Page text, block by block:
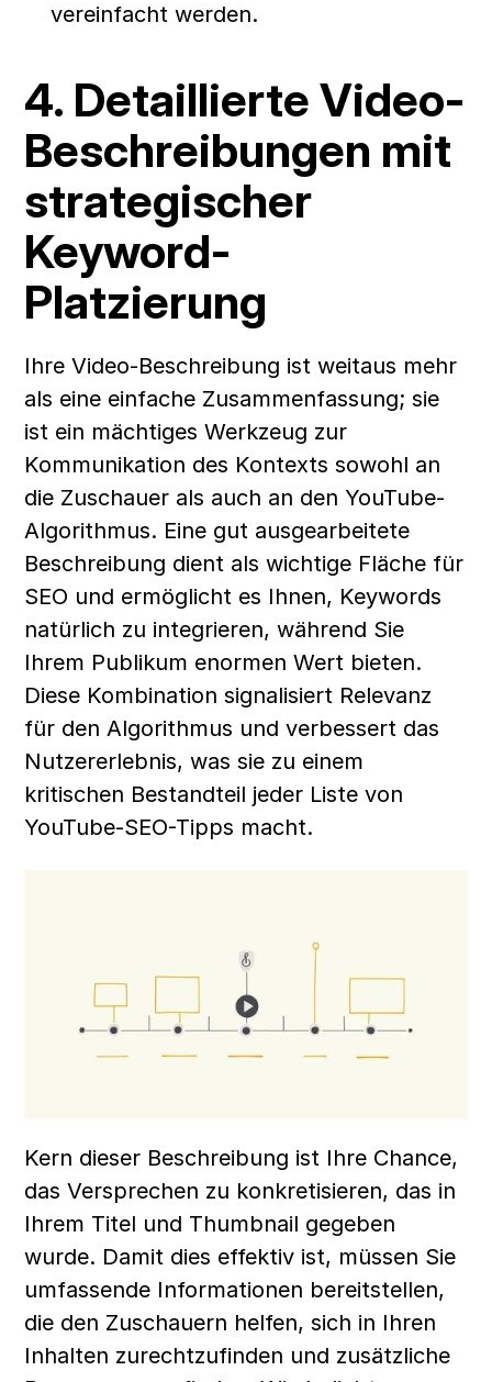
vereinfacht werden.
4. Detaillierte Video-
Beschreibungen mit
strategischer
Keyword-
Platzierung
Ihre Video-Beschreibung ist weitaus mehr
als eine einfache Zusammenfassung; sie
ist ein mächtiges Werkzeug zur
Kommunikation des Kontexts sowohl an
die Zuschauer als auch an den YouTube-
Algorithmus. Eine gut ausgearbeitete
Beschreibung dient als wichtige Fläche für
SEO und ermöglicht es Ihnen, Keywords
natürlich zu integrieren, während Sie
Ihrem Publikum enormen Wert bieten.
Diese Kombination signalisiert Relevanz
für den Algorithmus und verbessert das
Nutzererlebnis, was sie zu einem
kritischen Bestandteil jeder Liste von
YouTube-SEO-Tipps macht.
Kern dieser Beschreibung ist Ihre Chance,
das Versprechen zu konkretisieren, das in
Ihrem Titel und Thumbnail gegeben
wurde. Damit dies effektiv ist, müssen Sie
umfassende Informationen bereitstellen,
die den Zuschauern helfen, sich in Ihren
Inhalten zurechtzufinden und zusätzliche